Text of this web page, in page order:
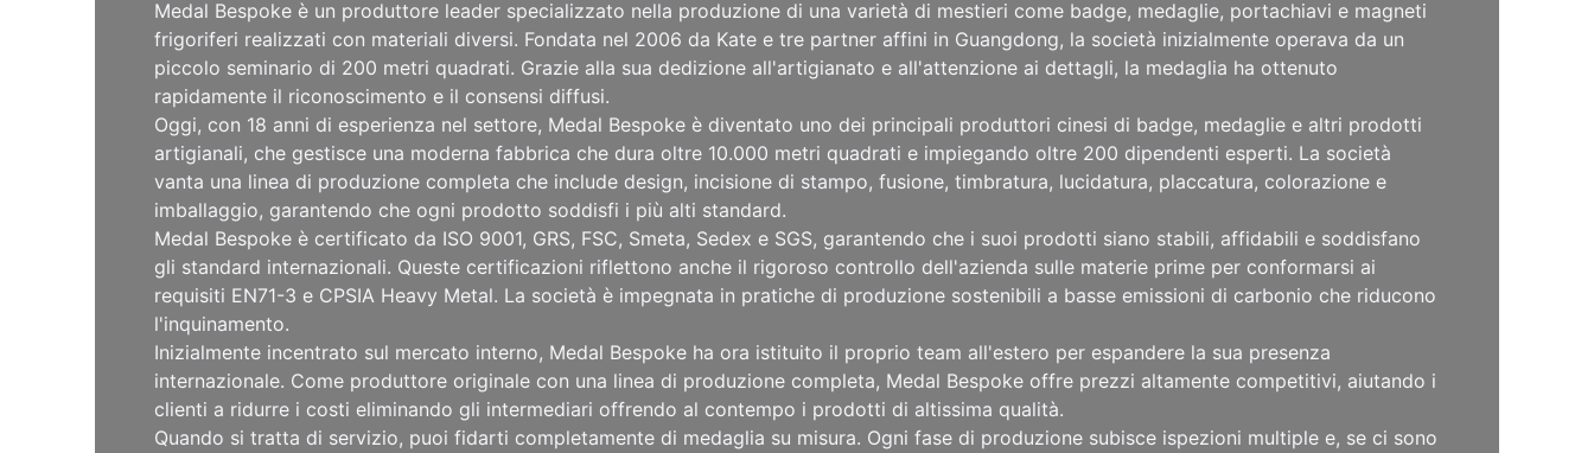
Medal Bespoke è un produttore leader specializzato nella produzione di una varietà di mestieri come badge, medaglie, portachiavi e magneti
frigoriferi realizzati con materiali diversi. Fondata nel 2006 da Kate e tre partner affini in Guangdong, la società inizialmente operava da un
piccolo seminario di 200 metri quadrati. Grazie alla sua dedizione all'artigianato e all'attenzione ai dettagli, la medaglia ha ottenuto
rapidamente il riconoscimento e il consensi diffusi.
Oggi, con 18 anni di esperienza nel settore, Medal Bespoke è diventato uno dei principali produttori cinesi di badge, medaglie e altri prodotti
artigianali, che gestisce una moderna fabbrica che dura oltre 10.000 metri quadrati e impiegando oltre 200 dipendenti esperti. La società
vanta una linea di produzione completa che include design, incisione di stampo, fusione, timbratura, lucidatura, placcatura, colorazione e
imballaggio, garantendo che ogni prodotto soddisfi i più alti standard.
Medal Bespoke è certificato da ISO 9001, GRS, FSC, Smeta, Sedex e SGS, garantendo che i suoi prodotti siano stabili, affidabili e soddisfano
gli standard internazionali. Queste certificazioni riflettono anche il rigoroso controllo dell'azienda sulle materie prime per conformarsi ai
requisiti EN71-3 e CPSIA Heavy Metal. La società è impegnata in pratiche di produzione sostenibili a basse emissioni di carbonio che riducono
l'inquinamento.
Inizialmente incentrato sul mercato interno, Medal Bespoke ha ora istituito il proprio team all'estero per espandere la sua presenza
internazionale. Come produttore originale con una linea di produzione completa, Medal Bespoke offre prezzi altamente competitivi, aiutando i
clienti a ridurre i costi eliminando gli intermediari offrendo al contempo i prodotti di altissima qualità.
Quando si tratta di servizio, puoi fidarti completamente di medaglia su misura. Ogni fase di produzione subisce ispezioni multiple e, se ci sono